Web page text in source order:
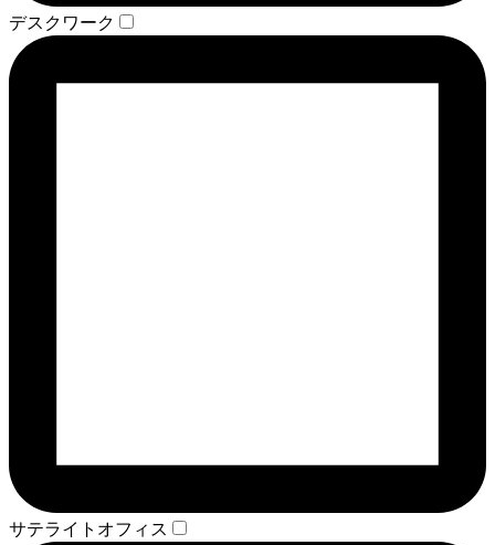
デスクワーク
サテライトオフィス